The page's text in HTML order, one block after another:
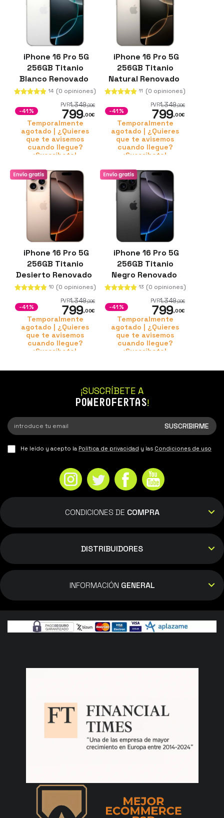
iPhone 16 Pro 5G
256GB Titanio
Blanco Renovado
14 (0 opiniones)
PVR1.349,00€
799,00€
-41%
Temporalmente
agotado | ¿Quieres
que te avisemos
cuando llegue?
¡Suscríbete!
iPhone 16 Pro 5G
256GB Titanio
Natural Renovado
11 (0 opiniones)
PVR1.349,00€
799,00€
-41%
Temporalmente
agotado | ¿Quieres
que te avisemos
cuando llegue?
¡Suscríbete!
iPhone 16 Pro 5G
256GB Titanio
Desierto Renovado
10 (0 opiniones)
PVR1.349,00€
799,00€
-41%
Temporalmente
agotado | ¿Quieres
que te avisemos
cuando llegue?
¡Suscríbete!
iPhone 16 Pro 5G
256GB Titanio
Negro Renovado
13 (0 opiniones)
PVR1.349,00€
799,00€
-41%
Temporalmente
agotado | ¿Quieres
que te avisemos
cuando llegue?
¡Suscríbete!
¡SUSCRÍBETE A
POWEROFERTAS!
He leído y acepto la Política de privacidad y las Condiciones de uso
CONDICIONES DE COMPRA
DISTRIBUIDORES
INFORMACIÓN GENERAL